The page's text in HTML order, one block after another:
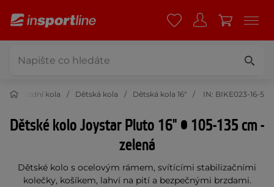
Jízdní kola Dětská kola Dětská kola 16" IN: BIKE023-16-5
Dětské kolo Joystar Pluto 16" • 105-135 cm -
zelená
Dětské kolo s ocelovým rámem, svítícími stabilizačními
kolečky, košíkem, lahví na pití a bezpečnými brzdami.